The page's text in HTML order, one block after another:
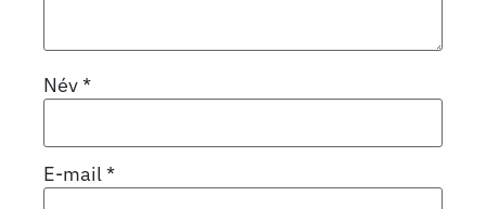
Név*
E-mail*